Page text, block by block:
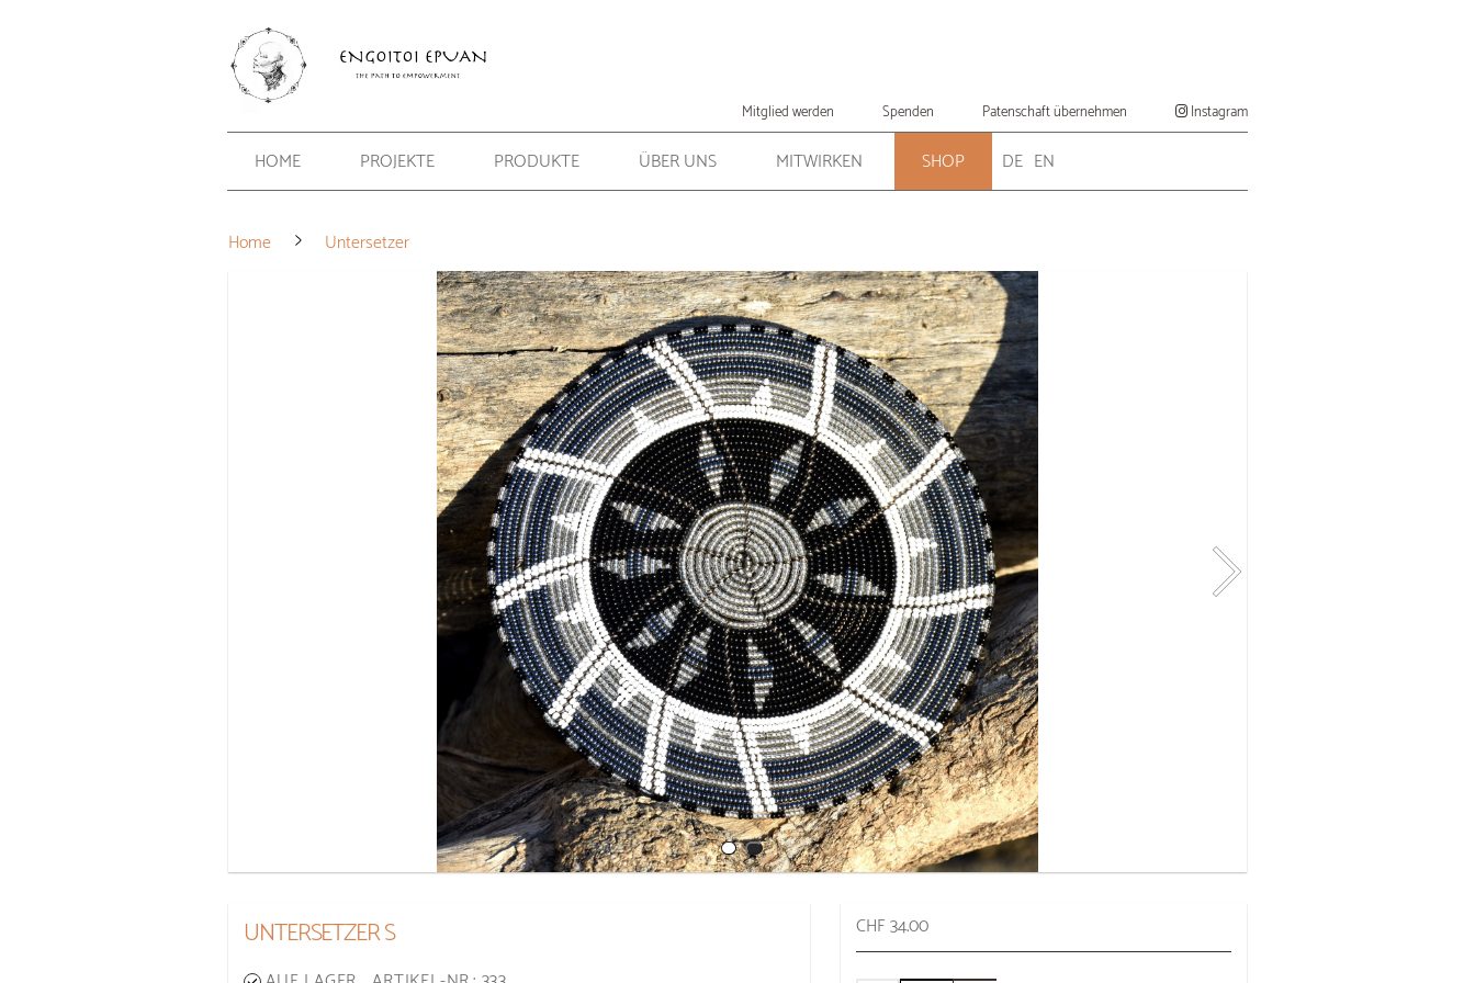
Mitglied werden Spenden Patenschaft übernehmen Instagram
HOME PROJEKTE PRODUKTE ÜBER UNS MITWIRKEN SHOP DE EN
Home Untersetzer
UNTERSETZER S CHF 34.00